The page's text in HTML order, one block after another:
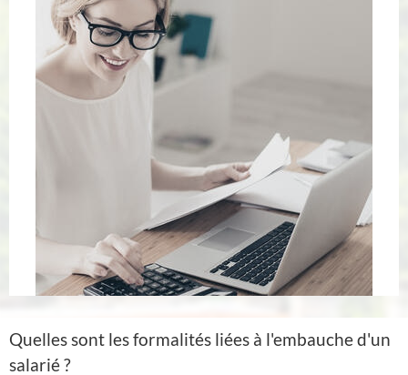
Quelles sont les formalités liées à l'embauche d'un
salarié ?